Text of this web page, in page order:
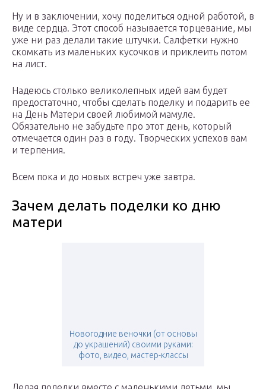
Ну и в заключении, хочу поделиться одной работой, в
виде сердца. Этот способ называется торцевание, мы
уже ни раз делали такие штучки. Салфетки нужно
скомкать из маленьких кусочков и приклеить потом
на лист.
Надеюсь столько великолепных идей вам будет
предостаточно, чтобы сделать поделку и подарить ее
на День Матери своей любимой мамуле.
Обязательно не забудьте про этот день, который
отмечается один раз в году. Творческих успехов вам
и терпения.
Всем пока и до новых встреч уже завтра.
Зачем делать поделки ко дню
матери
Новогодние веночки (от основы
до украшений) своими руками:
фото, видео, мастер-классы